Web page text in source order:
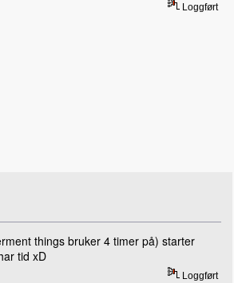
Loggført
things bruker 4 timer på) starter
tid xD
Loggført